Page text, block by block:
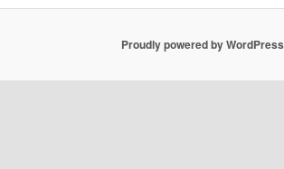
Proudly powered by WordPress